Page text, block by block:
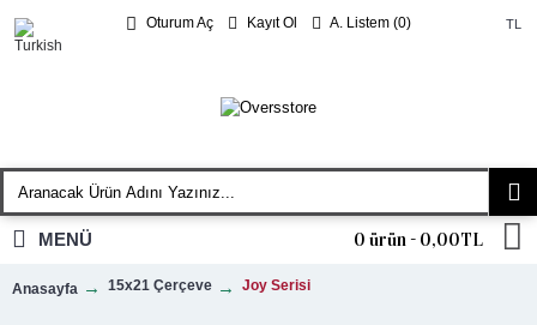
TL
Oturum Aç Kayıt Ol A. Listem (0)
0 ürün - 0,00TL
MENÜ
Anasayfa 15x21 Çerçeve Joy Serisi